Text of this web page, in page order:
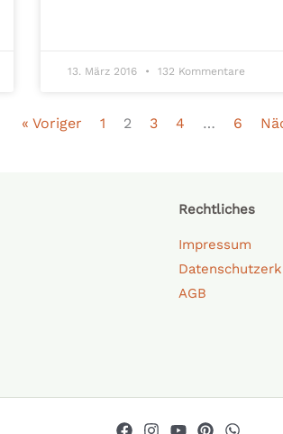
13. März 2016 132 Kommentare
« Voriger 1 2 3 4 … 6
Rechtliches
Impressum
AGB